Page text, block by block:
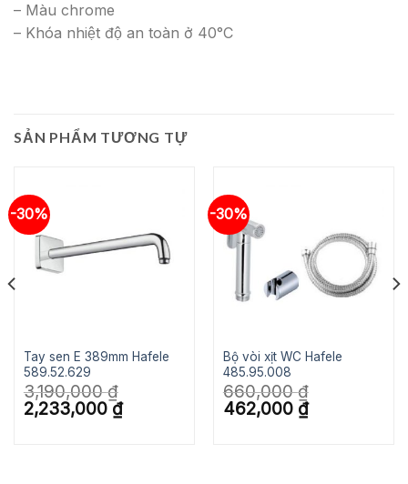
– Màu chrome
– Khóa nhiệt độ an toàn ở 40°C
SẢN PHẨM TƯƠNG TỰ
-30%
Tay sen E 389mm Hafele
589.52.629
3,190,000₫
Giá
gốc
2,233,000 ₫Giá
hiện
-30%
Bộ vòi xịt WC Hafele
485.95.008
660,000₫
Giá
gốc
462,000 ₫Giá
hiện